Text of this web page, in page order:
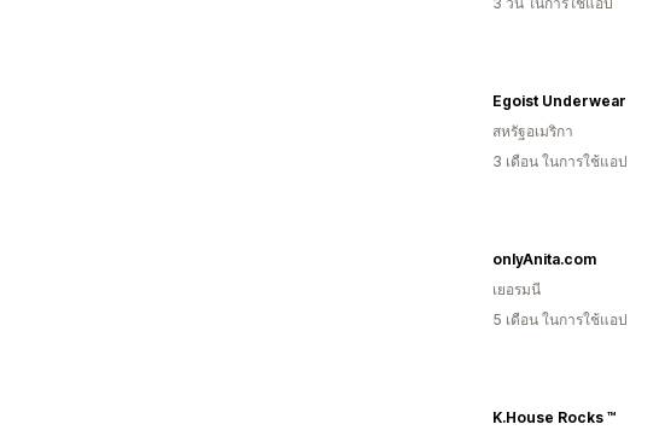
Egoist Underwear
สหรัฐอเมริกา
3 เดือน ในการใช้แอป
onlyAnita.com
เยอรมนี
5 เดือน ในการใช้แอป
K.House Rocks ™